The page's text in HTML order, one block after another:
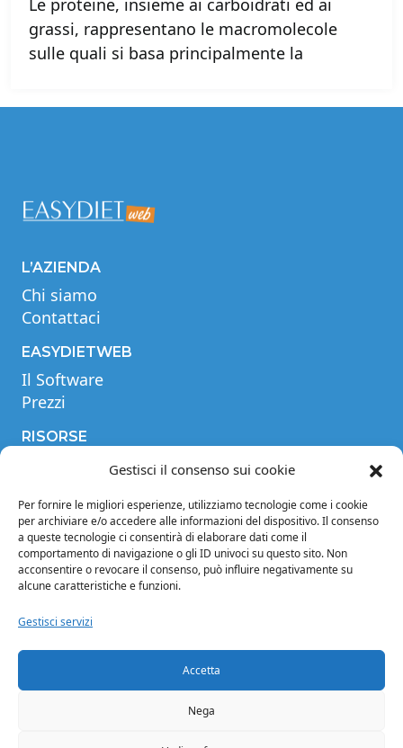
Gestisci il consenso sui cookie
Per fornire le migliori esperienze, utilizziamo tecnologie come i cookie
per archiviare e/o accedere alle informazioni del dispositivo. Il consenso
a queste tecnologie ci consentirà di elaborare dati come il
comportamento di navigazione o gli ID univoci su questo sito. Non
acconsentire o revocare il consenso, può influire negativamente su
alcune caratteristiche e funzioni.
Gestisci servizi
Accetta
Nega
Le proteine, insieme ai carboidrati ed ai
grassi, rappresentano le macromolecole
sulle quali si basa principalmente la
L’AZIENDA
Chi siamo
Contattaci
EASYDIETWEB
Il Software
Prezzi
RISORSE
Videotutorial
Blog
Glossario
INFORMAZIONI
Note legali
Privacy Policy
Condizioni generali di contratto